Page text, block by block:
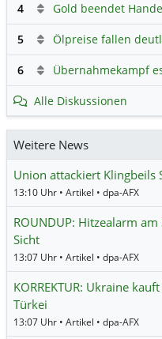
4
5
6
Alle Diskussionen
Weitere News
Union attackiert Klingbeils
13:10 Uhr • Artikel • dpa-AFX
ROUNDUP: Hitzealarm
Sicht
13:07 Uhr • Artikel • dpa-AFX
KORREKTUR: Ukraine
Türkei
13:07 Uhr • Artikel • dpa-AFX